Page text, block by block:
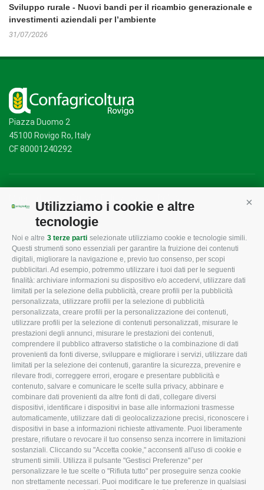
Utilizziamo i cookie e altre
tecnologie
Noi e altre 3 terze parti selezionate utilizziamo cookie e tecnologie simili.
Questi strumenti sono essenziali per garantire la fruizione dei contenuti
digitali, migliorare la navigazione e, previo tuo consenso, per scopi
pubblicitari. Ad esempio, potremmo utilizzare i tuoi dati per le seguenti
finalità: archiviare informazioni su dispositivo e/o accedervi, utilizzare dati
limitati per la selezione della pubblicità, creare profili per la pubblicità
personalizzata, utilizzare profili per la selezione di pubblicità
personalizzata, creare profili per la personalizzazione dei contenuti,
utilizzare profili per la selezione di contenuti personalizzati, misurare le
prestazioni degli annunci, misurare le prestazioni dei contenuti,
comprendere il pubblico attraverso statistiche o la combinazione di dati
provenienti da fonti diverse, sviluppare e migliorare i servizi, utilizzare dati
limitati per la selezione dei contenuti, garantire la sicurezza, prevenire e
rilevare frodi, correggere errori, erogare e presentare pubblicità e
contenuto, salvare e comunicare le scelte sulla privacy, abbinare e
combinare dati provenienti da altre fonti di dati, collegare diversi
dispositivi, identificare i dispositivi in base alle informazioni trasmesse
automaticamente, utilizzare dati di geolocalizzazione precisi, riconoscere i
dispositivi in base a informazioni richieste attivamente. Puoi liberamente
prestare, rifiutare o revocare il tuo consenso senza incorrere in limitazioni
sostanziali. Cliccando su "Accetta cookie," acconsenti all'uso di cookie e
strumenti simili. Utilizza il pulsante "Gestisci Preferenze" per
personalizzare le tue scelte o "Rifiuta tutto" per proseguire senza cookie
non strettamente necessari. Puoi modificare le tue preferenze in qualsiasi
Sviluppo rurale - Nuovi bandi per il ricambio generazionale e
investimenti aziendali per l’ambiente
31/07/2026
Piazza Duomo 2
45100 Rovigo Ro, Italy
CF 80001240292
CONFAGRICOLTURA
ROVIGO
L'Associazione
Missione e Progetto
Organigramma aziendale
I Nostri Servizi
Uffici della Sede
provinciale
Le Sedi di Zona
Agricoltori S.r.l.
Whistleblowing
Confagricoltura Rovigo e
Agricoltori srl
CONFAGRICOLTURA
INFORMA
Tecnico
Fiscale
Lavoro
Ambiente
Associazione
CONFAGRICOLTURA
ATTIVA
Notizie in evidenza
Eventi
Comunicati Stampa
Video
Iscrizione Newsletter